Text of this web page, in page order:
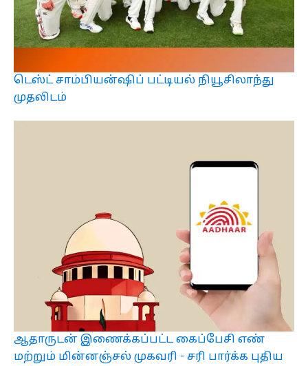
டெஸ்ட் சாம்பியன்ஷிப் பட்டியல் நியூசிலாந்து
முதலிடம்
ஆதாருடன் இணைக்கப்பட்ட கைப்பேசி எண்
மற்றும் மின்னஞ்சல் முகவரி - சரி பார்க்க புதிய